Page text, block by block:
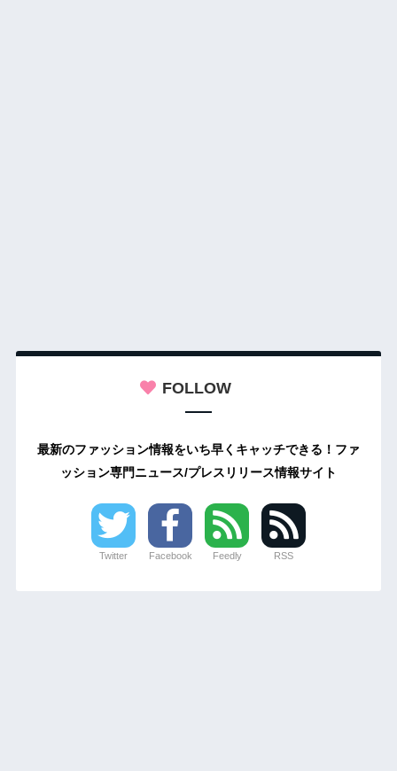
FOLLOW
最新のファッション情報をいち早くキャッチできる！ファ
ッション専門ニュース/プレスリリース情報サイト
Twitter Facebook Feedly RSS